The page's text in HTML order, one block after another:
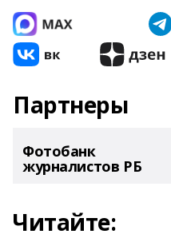
Партнеры
Фотобанк
журналистов РБ
Читайте: